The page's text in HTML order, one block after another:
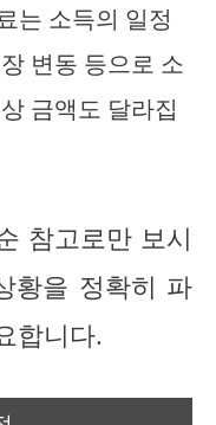
는 소득의 일정
변동 등으로 소
금액도 달라집
참고로만 보시
황을 정확히 파
합니다.